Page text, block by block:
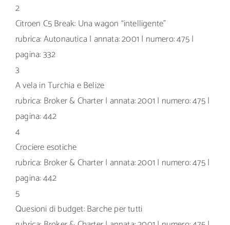
2
Citroen C5 Break: Una wagon “intelligente”
rubrica: Autonautica | annata: 2001 | numero: 475 |
pagina: 332
3
A vela in Turchia e Belize
rubrica: Broker & Charter | annata: 2001 | numero: 475 |
pagina: 442
4
Crociere esotiche
rubrica: Broker & Charter | annata: 2001 | numero: 475 |
pagina: 442
5
Quesioni di budget: Barche per tutti